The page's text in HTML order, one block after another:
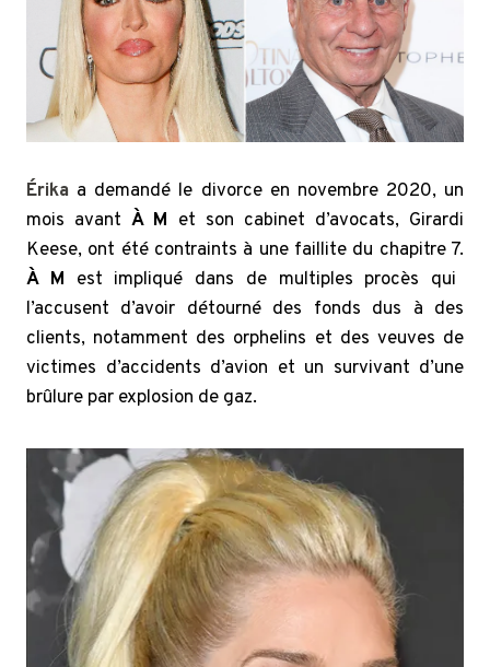
Érika a demandé le divorce en novembre 2020, un
mois avantÀ M et son cabinet d’avocats, Girardi
Keese, ont été contraints à une faillite du chapitre 7.
À M est impliqué dans de multiples procès qui
l’accusent d’avoir détourné des fonds dus à des
clients, notamment des orphelins et des veuves de
victimes d’accidents d’avion et un survivant d’une
brûlure par explosion de gaz.